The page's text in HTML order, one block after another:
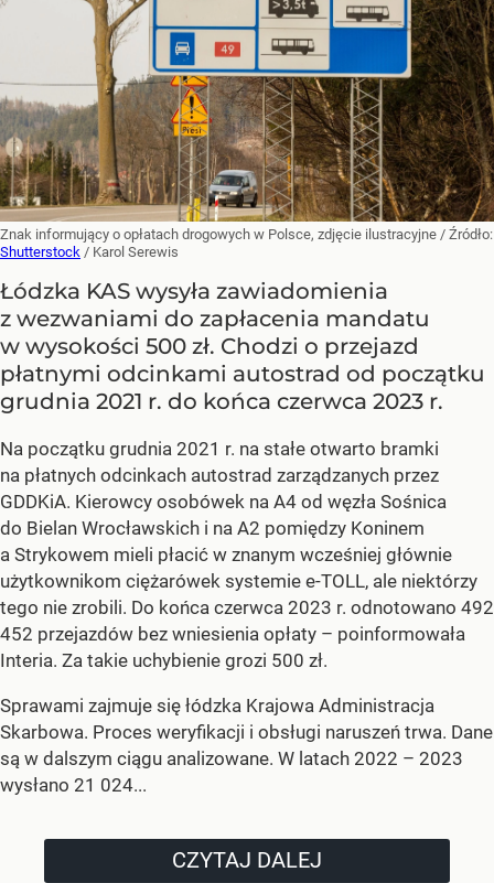
Znak informujący o opłatach drogowych w Polsce, zdjęcie ilustracyjne / Źródło:
Shutterstock / Karol Serewis
Łódzka KAS wysyła zawiadomienia
z wezwaniami do zapłacenia mandatu
w wysokości 500 zł. Chodzi o przejazd
płatnymi odcinkami autostrad od początku
grudnia 2021 r. do końca czerwca 2023 r.
Na początku grudnia 2021 r. na stałe otwarto bramki
na płatnych odcinkach autostrad zarządzanych przez
GDDKiA. Kierowcy osobówek na A4 od węzła Sośnica
do Bielan Wrocławskich i na A2 pomiędzy Koninem
a Strykowem mieli płacić w znanym wcześniej głównie
użytkownikom ciężarówek systemie e-TOLL, ale niektórzy
tego nie zrobili. Do końca czerwca 2023 r. odnotowano 492
452 przejazdów bez wniesienia opłaty – poinformowała
Interia. Za takie uchybienie grozi 500 zł.
Sprawami zajmuje się łódzka Krajowa Administracja
Skarbowa. Proces weryfikacji i obsługi naruszeń trwa. Dane
są w dalszym ciągu analizowane. W latach 2022 – 2023
wysłano 21 024...
CZYTAJ DALEJ